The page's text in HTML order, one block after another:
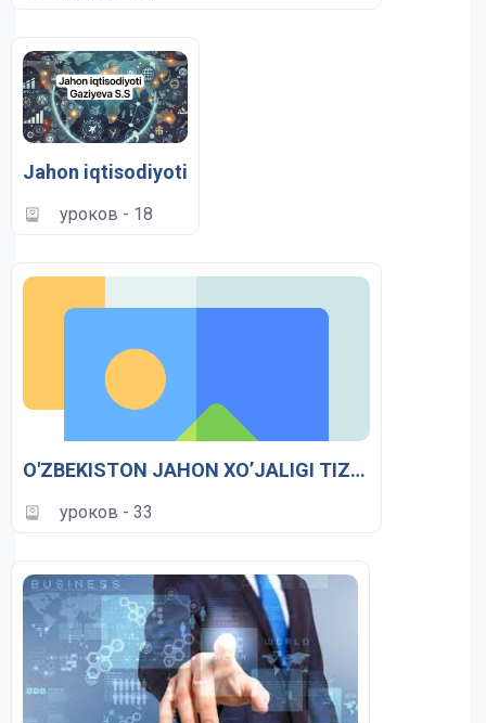
Jahon iqtisodiyoti
уроков - 18
O'ZBEKISTON JAHON XO’JALIGI TIZIMIDAa
уроков - 33